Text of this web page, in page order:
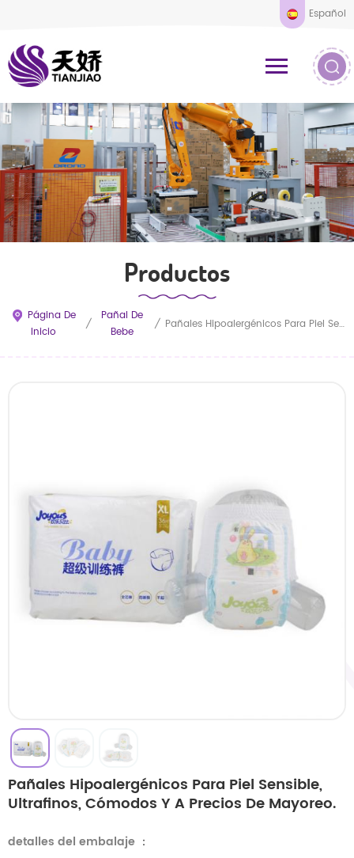
Español
Productos
Página De
Inicio
/
Pañal De
Bebe
/ Pañales Hipoalergénicos Para Piel Sensible, Ultrafinos, Cómodos Y A Precios De Mayoreo.
Pañales Hipoalergénicos Para Piel Sensible,
Ultrafinos, Cómodos Y A Precios De Mayoreo.
detalles del embalaje ：